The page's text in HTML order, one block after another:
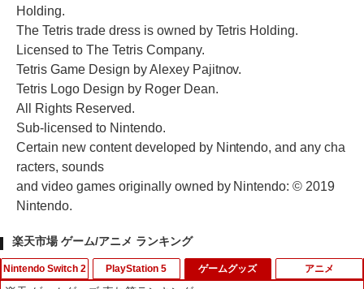
Holding.
The Tetris trade dress is owned by Tetris Holding.
Licensed to The Tetris Company.
Tetris Game Design by Alexey Pajitnov.
Tetris Logo Design by Roger Dean.
All Rights Reserved.
Sub-licensed to Nintendo.
Certain new content developed by Nintendo, and any cha
racters, sounds
and video games originally owned by Nintendo: © 2019
Nintendo.
楽天市場 ゲーム/アニメ ランキング
Nintendo Switch 2 PlayStation 5 ゲームグッズ アニメ